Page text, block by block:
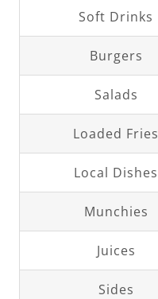
Soft Drinks
Burgers
Salads
Loaded Fries
Local Dishes
Munchies
Juices
Sides